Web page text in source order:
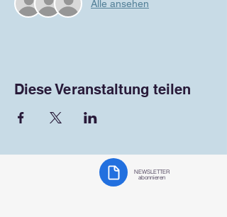
Alle ansehen
Diese Veranstaltung teilen
NEWSLETTER
abonnieren